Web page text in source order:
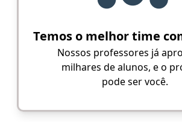
Temos o melhor time
Nossos professores já
milhares de alunos, e o
pode ser você.